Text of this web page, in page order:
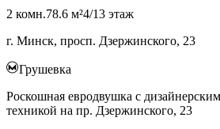
2 комн.78.6 м²4/13 этаж
г. Минск, просп. Дзержинского, 23
Грушевка
Роскошная евродвушка с
техникой на пр. Дзержинского, 23